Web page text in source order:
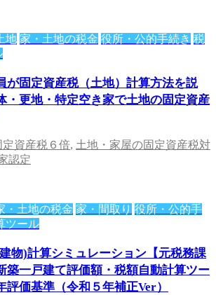
地 家・土地の税金 役所・公的手続き 税
が固定資産税（土地）計算方法を説
・更地・特定空き家で土地の固定資産
定資産税６倍, 土地・家屋の固定資産税対
認定
・土地の税金 家・間取り 役所・公的手
ツール
物)計算シミュレーション【元税務課
築一戸建て評価額・税額自動計算ツー
評価基準（令和５年補正Ver）